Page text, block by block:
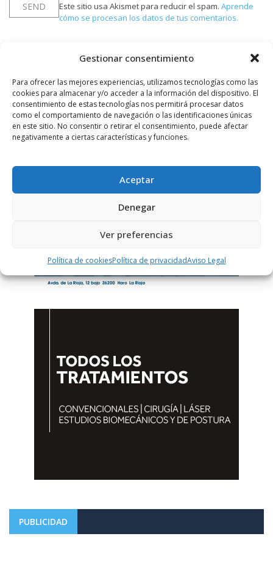
Gestionar consentimiento
Para ofrecer las mejores experiencias, utilizamos tecnologías como las
cookies para almacenar y/o acceder a la información del dispositivo. El
consentimiento de estas tecnologías nos permitirá procesar datos
como el comportamiento de navegación o las identificaciones únicas
en este sitio. No consentir o retirar el consentimiento, puede afectar
negativamente a ciertas características y funciones.
Aceptar
Denegar
Ver preferencias
Política de cookiesPolítica de privacidadAviso Legal
Este sitio usa Akismet para reducir el spam. Aprende
cómo se procesan los datos de tus comentarios.
PUBLICIDAD